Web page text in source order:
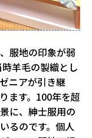
服地の印象が弱
羊毛の製織とし
ニアが引き継
ます。 100年を超
に、紳士服用の
るのです。個人